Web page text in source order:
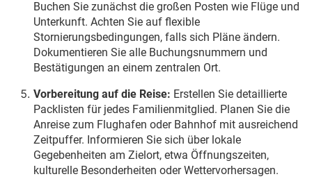
Buchen Sie zunächst die großen Posten wie Flüge und
Unterkunft. Achten Sie auf flexible
Stornierungsbedingungen, falls sich Pläne ändern.
Dokumentieren Sie alle Buchungsnummern und
Bestätigungen an einem zentralen Ort.
Vorbereitung auf die Reise: Erstellen Sie detaillierte
Packlisten für jedes Familienmitglied. Planen Sie die
Anreise zum Flughafen oder Bahnhof mit ausreichend
Zeitpuffer. Informieren Sie sich über lokale
Gegebenheiten am Zielort, etwa Öffnungszeiten,
kulturelle Besonderheiten oder Wettervorhersagen.